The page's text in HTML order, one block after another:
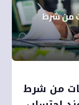
من شرط